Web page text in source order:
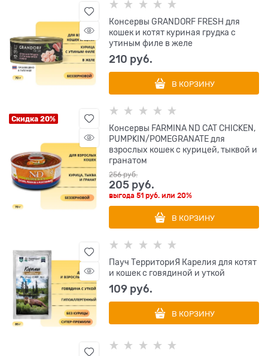
Консервы GRANDORF FRESH для
кошек и котят куриная грудка с
утиным филе в желе
210 руб.
В КОРЗИНУ
Скидка 20%
Консервы FARMINA ND CAT CHICKEN,
PUMPKIN/POMEGRANATE для
взрослых кошек с курицей, тыквой и
гранатом
256 руб.
205 руб.
выгода51 руб. или20%
В КОРЗИНУ
Пауч ТерриториЯ Карелия для котят
и кошек с говядиной и уткой
109 руб.
В КОРЗИНУ